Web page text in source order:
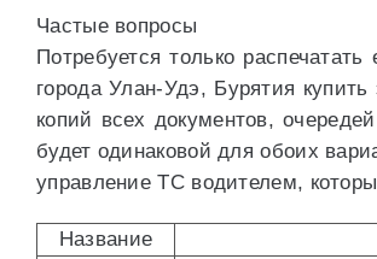
Частые вопросы
Потребуется только
города Улан-Удэ, Бурятия
копий всех документов,
будет одинаковой для обоих
управление ТС водителем,
Название